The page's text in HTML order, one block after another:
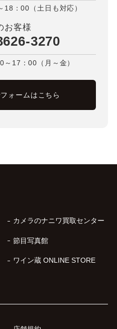
18：00（土日も対応）
お客様
3270
～17：00（月～金）
ォームはこちら
カメラのナニワ買取センター
節目写真館
ワイン蔵 ONLINE STORE